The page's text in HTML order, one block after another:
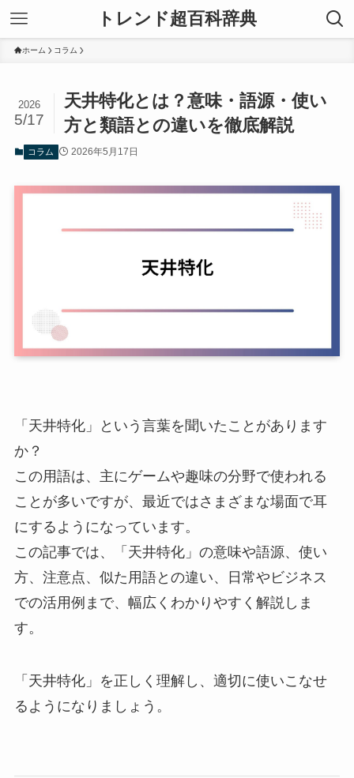
トレンド超百科辞典
ホーム コラム
天井特化とは？意味・語源・使い
方と類語との違いを徹底解説
2026
5/17
コラム 2026年5月17日
「天井特化」という言葉を聞いたことがあります
か？
この用語は、主にゲームや趣味の分野で使われる
ことが多いですが、最近ではさまざまな場面で耳
にするようになっています。
この記事では、「天井特化」の意味や語源、使い
方、注意点、似た用語との違い、日常やビジネス
での活用例まで、幅広くわかりやすく解説しま
す。
「天井特化」を正しく理解し、適切に使いこなせ
るようになりましょう。